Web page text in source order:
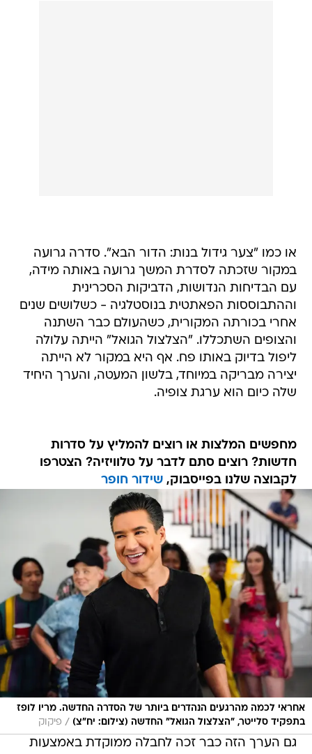
או כמו "צער גידול בנות: הדור הבא". סדרה גרועה
במקור שזכתה לסדרת המשך גרועה באותה מידה,
עם הבדיחות הנדושות, הדביקות הסכרינית
וההתבוססות הפאתטית בנוסטלגיה - כשלושים שנים
אחרי בכורתה המקורית, כשהעולם כבר השתנה
והצופים השתכללו. "הצלצול הגואל" הייתה עלולה
ליפול בדיוק באותו פח. אף היא במקור לא הייתה
יצירה מבריקה במיוחד, בלשון המעטה, והערך היחיד
שלה כיום הוא ערגת צופיה.
מחפשים המלצות או רוצים להמליץ על סדרות
חדשות? רוצים סתם לדבר על טלוויזיה? הצטרפו
לקבוצה שלנו בפייסבוק, שידור חופר
אחראי לכמה מהרגעים הנהדרים ביותר של הסדרה החדשה. מריו לופז
בתפקיד סלייטר, "הצלצול הגואל" החדשה (צילום: יח"צ) / פיקוק
גם הערך הזה כבר זכה לחבלה ממוקדת באמצעות